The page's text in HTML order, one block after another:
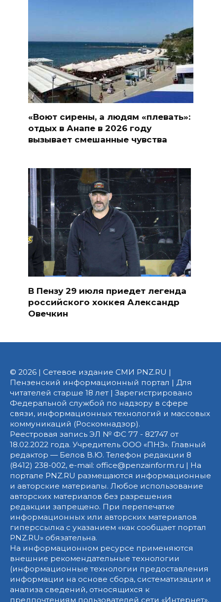
«Воют сирены, а людям «плевать»:
отдых в Анапе в 2026 году
вызывает смешанные чувства
В Пензу 29 июля приедет легенда
российского хоккея Александр
Овечкин
© 2026 | Сетевое издание СМИ PNZ.RU |
Пензенский информационный портал | Для
читателей старше 18 лет | Зарегистрировано
Федеральной службой по надзору в сфере
связи, информационных технологий и массовых
коммуникаций (Роскомнадзор).
Реестровая запись ЭЛ № ФС 77 - 82747 от
18.02.2022 года. Учредитель ООО «ПНЗ». Главный
редактор — Белов В.Ю. Телефон редакции 8
(8412) 238-002, e-mail: office@penzainform.ru | На
портале PNZ.RU размещаются информационные
и авторские материалы. Любое использование
авторских материалов без разрешения
редакции запрещено. При перепечатке
информационных или авторских материалов
гиперссылка с указанием «как сообщает портал
PNZ.RU» обязательна.
На информационном ресурсе применяются
внешние рекомендательные технологии
(информационные технологии предоставления
информации на основе сбора, систематизации и
анализа сведений, относящихся к
предпочтениям пользователей сети «Интернет»,